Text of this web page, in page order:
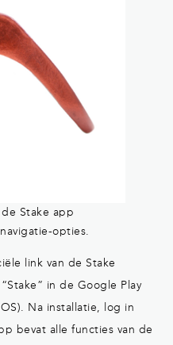
Stake app
opties.
link van de Stake
in de Google Play
Na installatie, log in
bevat alle functies van de